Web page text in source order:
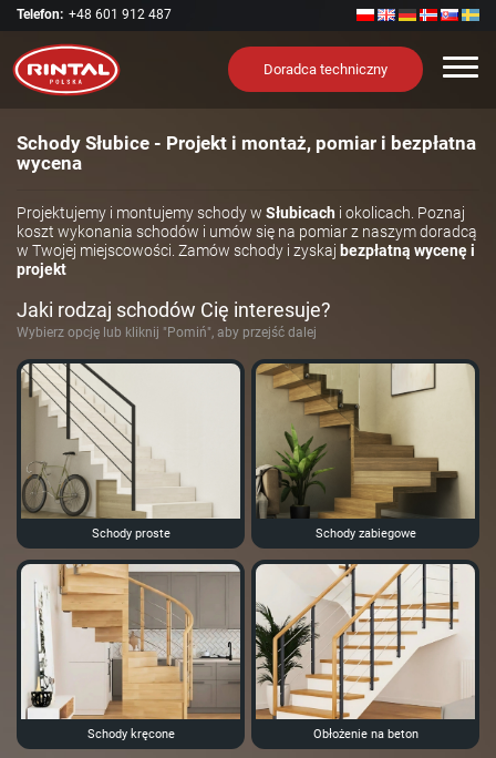
Telefon: +48 601 912 487
Doradca techniczny
Schody Słubice - Projekt i montaż, pomiar i bezpłatna
wycena
Projektujemy i montujemy schody w Słubicach i okolicach. Poznaj
koszt wykonania schodów i umów się na pomiar z naszym doradcą
w Twojej miejscowości. Zamów schody i zyskaj bezpłatną wycenę i
projekt
Jaki rodzaj schodów Cię interesuje?
Wybierz opcję lub kliknij "Pomiń", aby przejść dalej
Schody proste Schody zabiegowe
Schody kręcone Obłożenie na beton